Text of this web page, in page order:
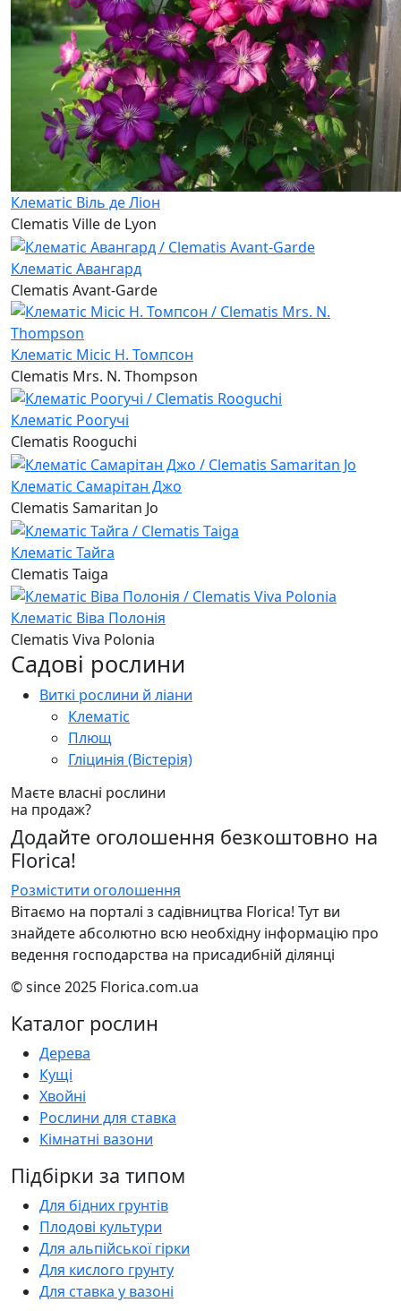
Клематіс Віль де Ліон
Clematis Ville de Lyon
Клематіс Авангард
Clematis Avant-Garde
Клематіс Місіс Н. Томпсон
Clematis Mrs. N. Thompson
Клематіс Роогучі
Clematis Rooguchi
Клематіс Самарітан Джо
Clematis Samaritan Jo
Клематіс Тайга
Clematis Taiga
Клематіс Віва Полонія
Clematis Viva Polonia
Садові рослини
Виткі рослини й ліани
Клематіс
Плющ
Гліцинія (Вістерія)
Маєте власні рослини
на продаж?
Додайте оголошення безкоштовно на
Florica!
Розмістити оголошення
Вітаємо на порталі з садівництва Florica! Тут ви
знайдете абсолютно всю необхідну інформацію про
ведення господарства на присадибній ділянці
© since 2025 Florica.com.ua
Каталог рослин
Дерева
Кущі
Хвойні
Рослини для ставка
Кімнатні вазони
Підбірки за типом
Для бідних грунтів
Плодові культури
Для альпійської гірки
Для кислого грунту
Для ставка у вазоні